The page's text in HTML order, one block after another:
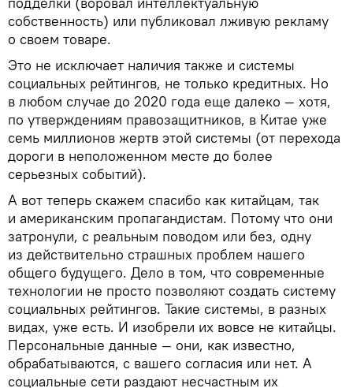
собственность) или публиковал лживую рекламу
о своем товаре.
Это не исключает наличия также и системы
социальных рейтингов, не только кредитных. Но
в любом случае до 2020 года еще далеко — хотя,
по утверждениям правозащитников, в Китае уже
семь миллионов жертв этой системы (от перехода
дороги в неположенном месте до более
серьезных событий).
А вот теперь скажем спасибо как китайцам, так
и американским пропагандистам. Потому что они
затронули, с реальным поводом или без, одну
из действительно страшных проблем нашего
общего будущего. Дело в том, что современные
технологии не просто позволяют создать систему
социальных рейтингов. Такие системы, в разных
видах, уже есть. И изобрели их вовсе не китайцы.
Персональные данные — они, как известно,
обрабатываются, с вашего согласия или нет. А
социальные сети раздают несчастным их